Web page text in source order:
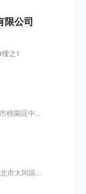
限公司
之1
桃園區中正
市大同區承